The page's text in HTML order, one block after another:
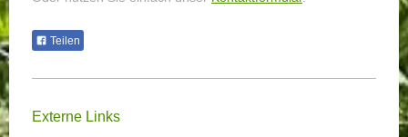
Teilen
Externe Links